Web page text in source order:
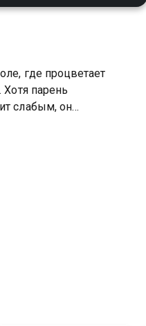
где процветает
Хотя парень
слабым, он
бороться с насилием